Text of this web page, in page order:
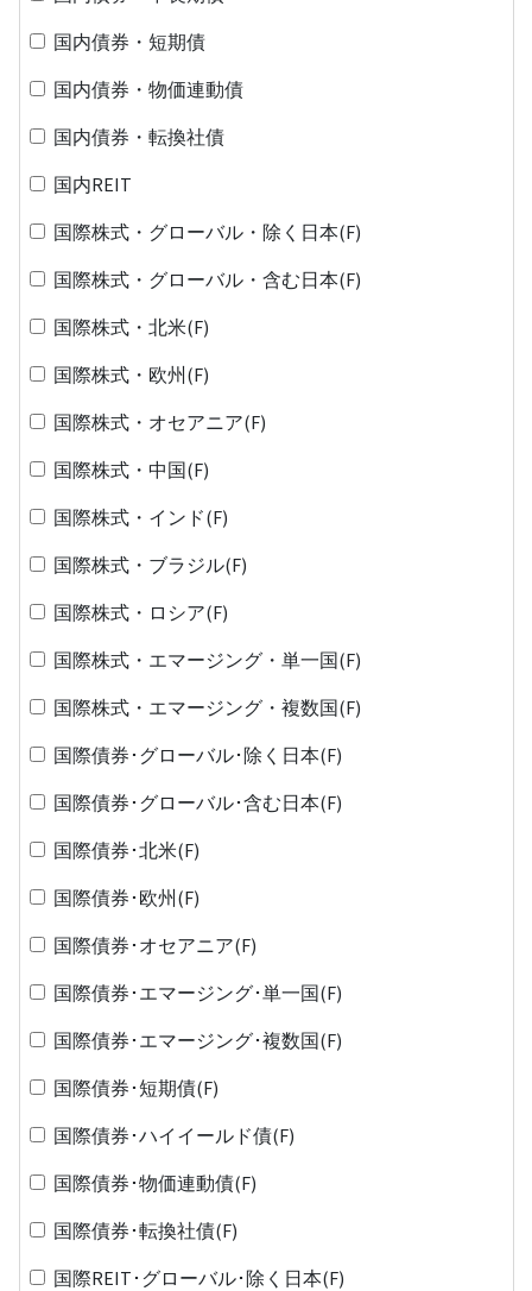
国内債券・短期債
国内債券・物価連動債
国内債券・転換社債
国内REIT
国際株式・グローバル・除く日本(F)
国際株式・グローバル・含む日本(F)
国際株式・北米(F)
国際株式・欧州(F)
国際株式・オセアニア(F)
国際株式・中国(F)
国際株式・インド(F)
国際株式・ブラジル(F)
国際株式・ロシア(F)
国際株式・エマージング・単一国(F)
国際株式・エマージング・複数国(F)
国際債券･グローバル･除く日本(F)
国際債券･グローバル･含む日本(F)
国際債券･北米(F)
国際債券･欧州(F)
国際債券･オセアニア(F)
国際債券･エマージング･単一国(F)
国際債券･エマージング･複数国(F)
国際債券･短期債(F)
国際債券･ハイイールド債(F)
国際債券･物価連動債(F)
国際債券･転換社債(F)
国際REIT･グローバル･除く日本(F)